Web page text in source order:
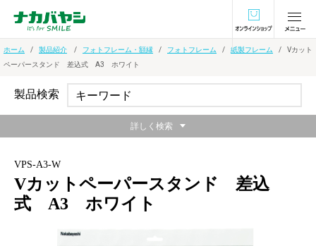
オンラインショ
ホーム 製品紹介 フォトフレーム・額縁 フォトフレーム 紙製フレーム
Vカット
ペーパースタンド 差込式 A3 ホワイト
VPS-A3-W
Vカットペーパースタンド 差込
式 A3 ホワイト
製品検索
詳しく検索